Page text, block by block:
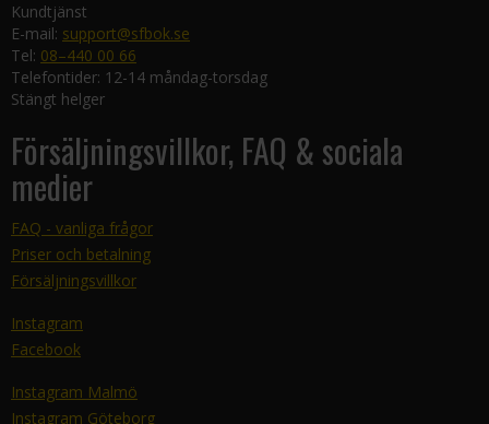
Kundtjänst
E-mail: support@sfbok.se
Tel: 08–440 00 66
Telefontider: 12-14 måndag-torsdag
Stängt helger
Försäljningsvillkor, FAQ & sociala
medier
FAQ - vanliga frågor
Priser och betalning
Försäljningsvillkor
Instagram
Facebook
Instagram Malmö
Instagram Göteborg